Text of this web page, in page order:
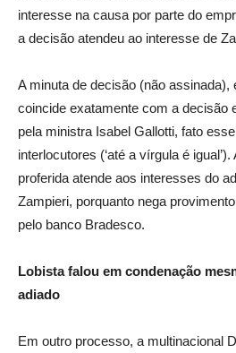
interesse na causa por parte do
a decisão atendeu ao interesse de
A minuta de decisão (não assinada),
coincide exatamente com a decisão
pela ministra Isabel Gallotti, fato
interlocutores (‘até a vírgula é
proferida atende aos interesses do
Zampieri, porquanto nega
pelo banco Bradesco.
Lobista falou em condenação
adiado
Em outro processo, a multinacional